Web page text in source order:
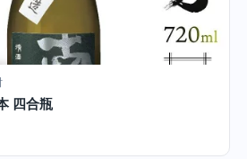
四合瓶